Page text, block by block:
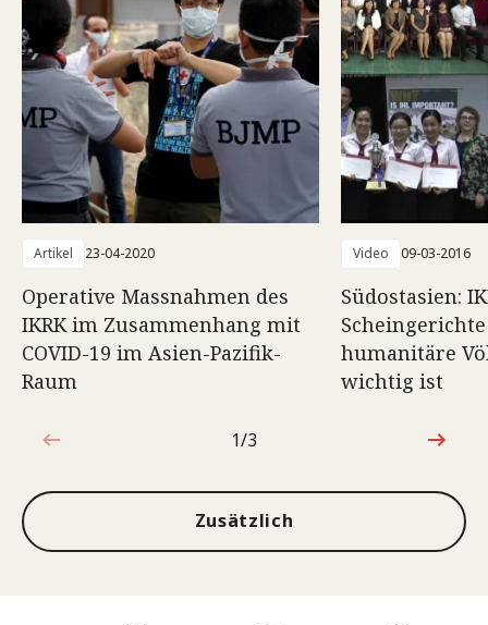
Artikel 23-04-2020
Operative Massnahmen des
IKRK im Zusammenhang mit
COVID-19 im Asien-Pazifik-
Raum
Video 09-03-2016
Südostasien:
humanitäre
wichtig ist
1von3
1/3
Zusätzlich